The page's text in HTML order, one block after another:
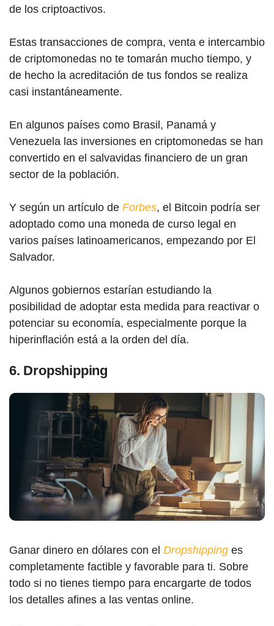
de los criptoactivos.
Estas transacciones de compra, venta e intercambio
de criptomonedas no te tomarán mucho tiempo, y
de hecho la acreditación de tus fondos se realiza
casi instantáneamente.
En algunos países como Brasil, Panamá y
Venezuela las inversiones en criptomonedas se han
convertido en el salvavidas financiero de un gran
sector de la población.
Y según un artículo de Forbes, el Bitcoin podría ser
adoptado como una moneda de curso legal en
varios países latinoamericanos, empezando por El
Salvador.
Algunos gobiernos estarían estudiando la
posibilidad de adoptar esta medida para reactivar o
potenciar su economía, especialmente porque la
hiperinflación está a la orden del día.
6. Dropshipping
Ganar dinero en dólares con el Dropshipping es
completamente factible y favorable para ti. Sobre
todo si no tienes tiempo para encargarte de todos
los detalles afines a las ventas online.